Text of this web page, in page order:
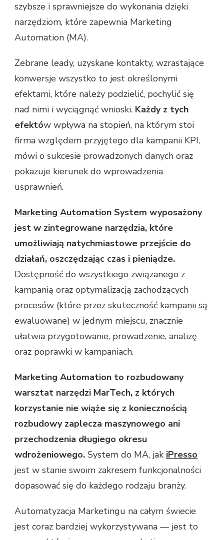
szybsze i sprawniejsze do wykonania dzięki
narzędziom, które zapewnia Marketing
Automation (MA).
Zebrane leady, uzyskane kontakty, wzrastające
konwersje wszystko to jest określonymi
efektami, które należy podzielić, pochylić się
nad nimi i wyciągnąć wnioski. Każdy z tych
efektów wpływa na stopień, na którym stoi
firma względem przyjętego dla kampanii KPI,
mówi o sukcesie prowadzonych danych oraz
pokazuje kierunek do wprowadzenia
usprawnień.
Marketing Automation System wyposażony
jest w zintegrowane narzędzia, które
umożliwiają natychmiastowe przejście do
działań, oszczędzając czas i pieniądze.
Dostępność do wszystkiego związanego z
kampanią oraz optymalizacją zachodzących
procesów (które przez skuteczność kampanii są
ewaluowane) w jednym miejscu, znacznie
ułatwia przygotowanie, prowadzenie, analizę
oraz poprawki w kampaniach.
Marketing Automation to rozbudowany
warsztat narzędzi MarTech, z których
korzystanie nie wiąże się z koniecznością
rozbudowy zaplecza maszynowego ani
przechodzenia długiego okresu
wdrożeniowego. System do MA, jak iPresso
jest w stanie swoim zakresem funkcjonalności
dopasować się do każdego rodzaju branży.
Automatyzacja Marketingu na całym świecie
jest coraz bardziej wykorzystywana — jest to